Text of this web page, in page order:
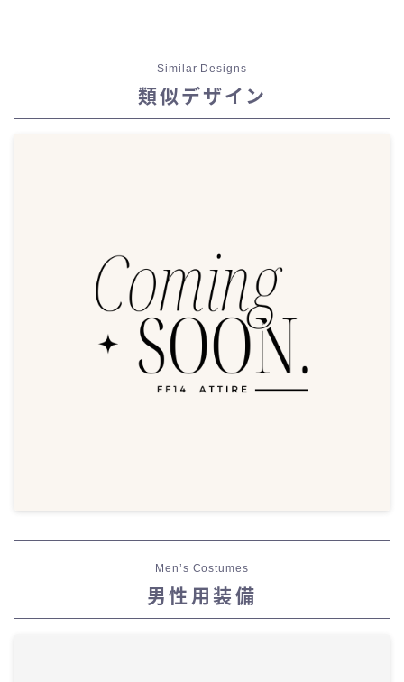
Similar Designs
類似デザイン
Men’s Costumes
男性用装備